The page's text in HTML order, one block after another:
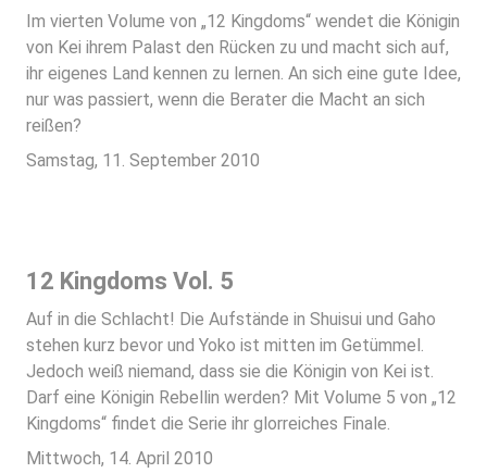
Im vierten Volume von „12 Kingdoms“ wendet die Königin
von Kei ihrem Palast den Rücken zu und macht sich auf,
ihr eigenes Land kennen zu lernen. An sich eine gute Idee,
nur was passiert, wenn die Berater die Macht an sich
reißen?
Samstag, 11. September 2010
12 Kingdoms Vol. 5
Auf in die Schlacht! Die Aufstände in Shuisui und Gaho
stehen kurz bevor und Yoko ist mitten im Getümmel.
Jedoch weiß niemand, dass sie die Königin von Kei ist.
Darf eine Königin Rebellin werden? Mit Volume 5 von „12
Kingdoms“ findet die Serie ihr glorreiches Finale.
Mittwoch, 14. April 2010